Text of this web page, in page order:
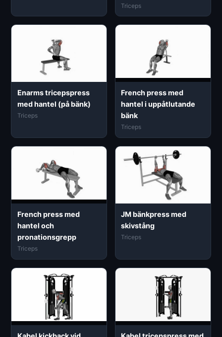
Triceps
Enarms tricepspress
med hantel (på bänk)
Triceps
French press med
hantel i uppåtlutande
bänk
Triceps
French press med
hantel och
pronationsgrepp
Triceps
JM bänkpress med
skivstång
Triceps